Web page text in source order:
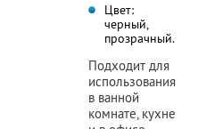
Цвет:
черный,
прозрачный.
Подходит для
использования
в ванной
комнате, кухне